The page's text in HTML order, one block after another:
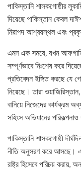
পাকিস্তানি শাসকগোষ্ঠীর
দিয়েছে পাকিস্তান কেবল
নিরাপদ আশ্রয়স্থল এবং
এমন এক সময়ে, যখন
সম্পূর্ণভাবে নিঃশেষ করে
প্রতিবেদন ইঙ্গিত করছে যে
নিয়েছে। তারা
বানিয়ে নিজেদের কার্যক্রম
সহিংস অভিযানের
পাকিস্তানি শাসকগোষ্ঠী
নীতি অনুসরণ করে আসছে।
রাষ্ট্র হিসেবে পরিচয় করায়,